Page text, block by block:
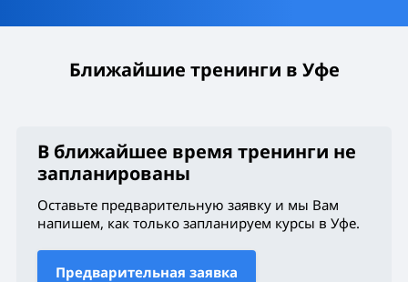
Ближайшие тренинги в Уфе
В ближайшее время тренинги не
запланированы
Оставьте предварительную заявку и мы Вам
напишем, как только запланируем курсы в Уфе.
Предварительная заявка